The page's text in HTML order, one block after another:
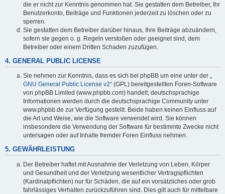
die er nicht zur Kenntnis genommen hat. Sie gestatten dem Betreiber, Ihr
Benutzerkonto, Beiträge und Funktionen jederzeit zu löschen oder zu
sperren.
Sie gestatten dem Betreiber darüber hinaus, Ihre Beiträge abzuändern,
sofern sie gegen o. g. Regeln verstoßen oder geeignet sind, dem
Betreiber oder einem Dritten Schaden zuzufügen.
4. GENERAL PUBLIC LICENSE
Sie nehmen zur Kenntnis, dass es sich bei phpBB um eine unter der „
GNU General Public License v2“ (GPL) bereitgestellten Foren-Software
von phpBB Limited (www.phpbb.com) handelt; deutschsprachige
Informationen werden durch die deutschsprachige Community unter
www.phpbb.de zur Verfügung gestellt. Beide haben keinen Einfluss auf
die Art und Weise, wie die Software verwendet wird. Sie können
insbesondere die Verwendung der Software für bestimmte Zwecke nicht
untersagen oder auf Inhalte fremder Foren Einfluss nehmen.
5. GEWÄHRLEISTUNG
Der Betreiber haftet mit Ausnahme der Verletzung von Leben, Körper
und Gesundheit und der Verletzung wesentlicher Vertragspflichten
(Kardinalpflichten) nur für Schäden, die auf ein vorsätzliches oder grob
fahrlässiges Verhalten zurückzuführen sind. Dies gilt auch für mittelbare